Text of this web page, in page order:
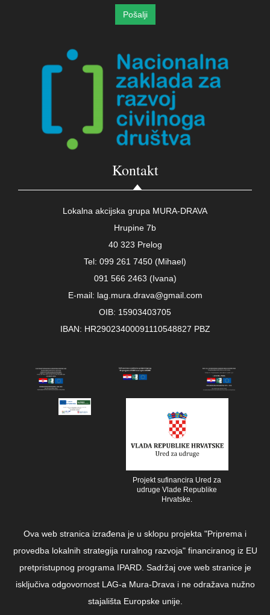
Kontakt
Lokalna akcijska grupa MURA-DRAVA
Hrupine 7b
40 323 Prelog
Tel: 099 261 7450 (Mihael)
091 566 2463 (Ivana)
E-mail: lag.mura.drava@gmail.com
OIB: 15903403705
IBAN: HR29023400091110548827 PBZ
Projekt sufinancira Ured za
udruge Vlade Republike
Hrvatske.
Ova web stranica izrađena je u sklopu projekta "Priprema i
provedba lokalnih strategija ruralnog razvoja" financiranog iz EU
pretpristupnog programa IPARD. Sadržaj ove web stranice je
isključiva odgovornost LAG-a Mura-Drava i ne odražava nužno
stajališta Europske unije.